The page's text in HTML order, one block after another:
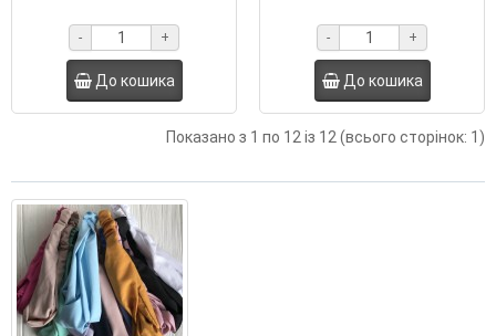
- +
До кошика
- +
До кошика
Показано з 1 по 12 із 12 (всього сторінок: 1)